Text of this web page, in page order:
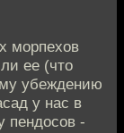
морпехов
ее (что
убеждению
у нас в
пендосов -